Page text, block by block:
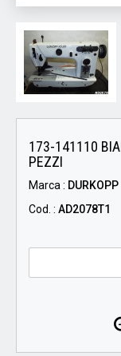
173-141110
PEZZI
Marca : DURKOPP
Cod. : AD2078T1